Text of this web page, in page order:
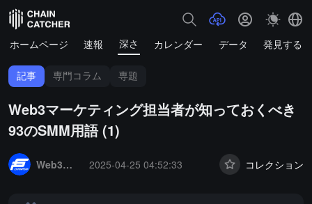
ホームページ 速報 深さ カレンダー データ 発見する
記事 専門コラム 専題
Web3マーケティング担当者が知っておくべき
93のSMM用語 (1)
Web3ブランドマーケティング
2025-04-25 04:52:33 コレクション